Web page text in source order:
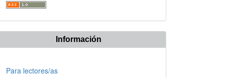
Información
Para lectores/as